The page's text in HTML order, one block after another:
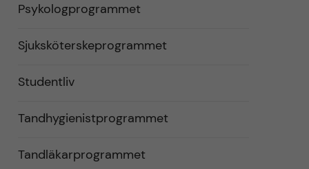
Psykologprogrammet
Sjuksköterskeprogrammet
Studentliv
Tandhygienistprogrammet
Tandläkarprogrammet